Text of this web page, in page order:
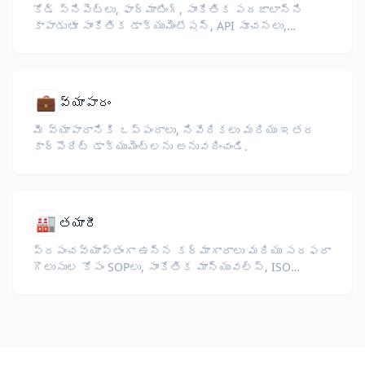
కోడ్ స్నిపెట్లు, ఫార్మాటింగ్, సాంకేతిక పదజాలాన్ని
కాపాడుతూ సాంకేతిక డాక్యుమెంటేషన్, API సూచనలు,
💼 వ్యాపారం
మీ వ్యాపారానికి ఒప్పందాలు, నివేదికలు మరియు ఇతర
కార్పొరేట్ డాక్యుమెంట్లను అనువదించండి.
🏭 తయారీ
ప్రపంచవ్యాప్తంగా ఉన్న కర్మాగారాలు మరియు సరఫరా
గొలుసుల కోసం SOPలు, సాంకేతిక మాన్యువల్స్, ISO